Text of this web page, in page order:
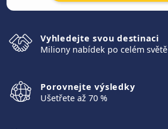
Vyhledejte svou destinaci
Miliony nabídek po celém světě
Porovnejte výsledky
Ušetřete až 70 %